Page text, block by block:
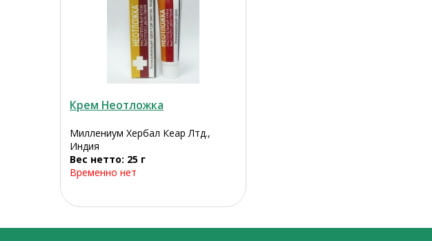
Крем Неотложка
Миллениум Хербал Кеар Лтд.,
Индия
Вес нетто: 25 г
Временно нет